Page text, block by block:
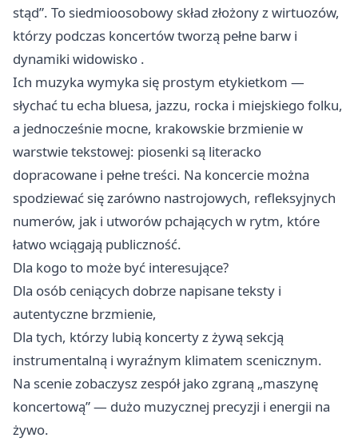
stąd”. To siedmioosobowy skład złożony z wirtuozów,
którzy podczas koncertów tworzą pełne barw i
dynamiki widowisko .
Ich muzyka wymyka się prostym etykietkom —
słychać tu echa bluesa, jazzu, rocka i miejskiego folku,
a jednocześnie mocne, krakowskie brzmienie w
warstwie tekstowej: piosenki są literacko
dopracowane i pełne treści. Na koncercie można
spodziewać się zarówno nastrojowych, refleksyjnych
numerów, jak i utworów pchających w rytm, które
łatwo wciągają publiczność.
Dla kogo to może być interesujące?
Dla osób ceniących dobrze napisane teksty i
autentyczne brzmienie,
Dla tych, którzy lubią koncerty z żywą sekcją
instrumentalną i wyraźnym klimatem scenicznym.
Na scenie zobaczysz zespół jako zgraną „maszynę
koncertową” — dużo muzycznej precyzji i energii na
żywo.